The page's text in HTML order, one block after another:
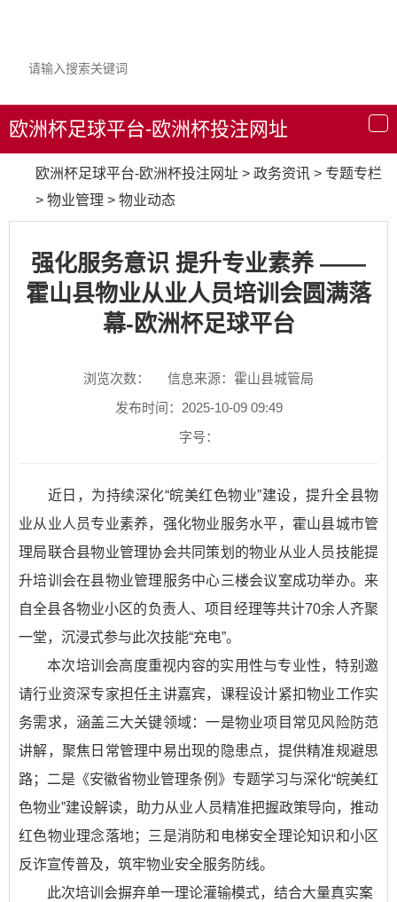
导
航
欧洲杯足球平台-欧洲杯投注网址
欧洲杯足球平台-欧洲杯投注网址 > 政务资讯 > 专题专栏
> 物业管理 > 物业动态
强化服务意识 提升专业素养 ——
霍山县物业从业人员培训会圆满落
幕-欧洲杯足球平台
浏览次数：
信息来源：霍山县城管局
发布时间：2025-10-09 09:49
字号：
​近日，为持续深化“皖美红色物业”建设，提升全县物
业从业人员专业素养，强化物业服务水平，霍山县城市管
理局联合县物业管理协会共同策划的物业从业人员技能提
升培训会在县物业管理服务中心三楼会议室成功举办。来
自全县各物业小区的负责人、项目经理等共计70余人齐聚
一堂，沉浸式参与此次技能“充电”。
本次培训会高度重视内容的实用性与专业性，特别邀
请行业资深专家担任主讲嘉宾，课程设计紧扣物业工作实
务需求，涵盖三大关键领域：一是物业项目常见风险防范
讲解，聚焦日常管理中易出现的隐患点，提供精准规避思
路；二是《安徽省物业管理条例》专题学习与深化“皖美红
色物业”建设解读，助力从业人员精准把握政策导向，推动
红色物业理念落地；三是消防和电梯安全理论知识和小区
反诈宣传普及，筑牢物业安全服务防线。​
此次培训会摒弃单一理论灌输模式，结合大量真实案